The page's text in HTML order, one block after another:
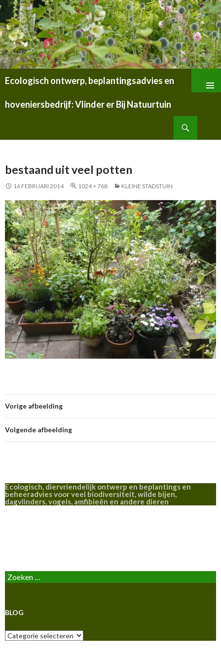
Ecologisch ontwerp, beplantingsadvies en
hoveniersbedrijf: Vlinder er Bij Natuurtuin
NAAR
INHOUD
bestaand uit veel potten
16 FEBRUARI 2014 1024 × 768 KLEINE STADSTUIN
Vorige afbeelding
Volgende afbeelding
Ecologisch, diervriendelijk ontwerp en beplantings en
beheeradvies voor veel biodiversiteit, wilde bijen,
dagvlinders, vogels, amfibieën en andere dieren
Zoeken
naar:
BLOG
Blog